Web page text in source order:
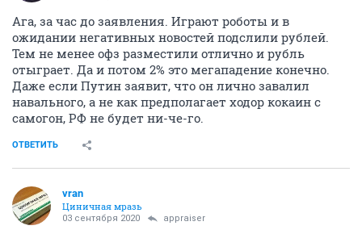
Ага, за час до заявления. Играют роботы и в
ожидании негативных новостей подслили рублей.
Тем не менее офз разместили отлично и рубль
отыграет. Да и потом 2% это мегападение конечно.
Даже если Путин заявит, что он лично завалил
навального, а не как предполагает ходор кокаин с
самогон, РФ не будет ни-че-го.
ОТВЕТИТЬ
vran
Циничная мразь
03 сентября 2020 appraiser